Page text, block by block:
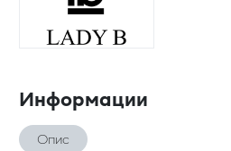
Информации
Опис